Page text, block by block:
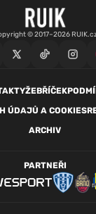
© 2017–2026
ŽEBŘÍČEK
ÚDAJŮ A COOKIES
ARCHIV
PARTNEŘI